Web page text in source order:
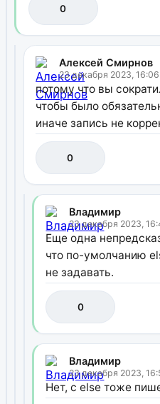
0
Алексей Смирнов
23 декабря 2023, 16:06
потому что вы
чтобы было
иначе запись не
0
Владимир
23 декабря 2023,
Еще одна
что по-умолчанию
не задавать.
0
Владимир
23 декабря 2023,
Нет, с else тоже